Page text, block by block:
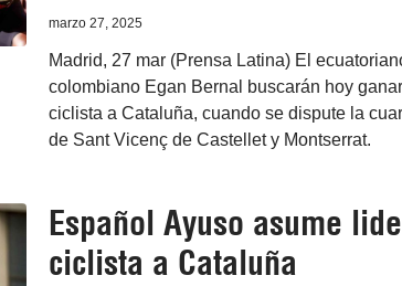
marzo 27, 2025
Madrid, 27 mar (Prensa Latina) El
colombiano Egan Bernal buscarán hoy
ciclista a Cataluña, cuando se dispute la
de Sant Vicenç de Castellet y Montserrat.
Español Ayuso asume
ciclista a Cataluña